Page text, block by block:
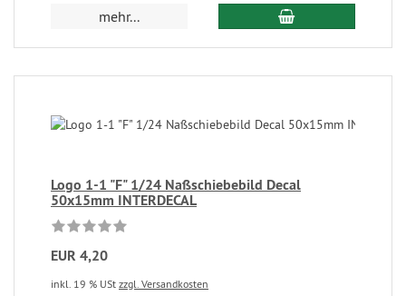
mehr...
Logo 1-1 "F" 1/24 Naßschiebebild Decal
50x15mm INTERDECAL
EUR 4,20
inkl. 19 % USt zzgl. Versandkosten